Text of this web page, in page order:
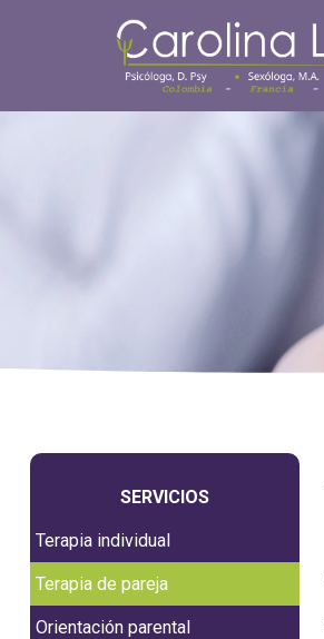
SERVICIOS
Terapia individual
Terapia de pareja
Orientación parental